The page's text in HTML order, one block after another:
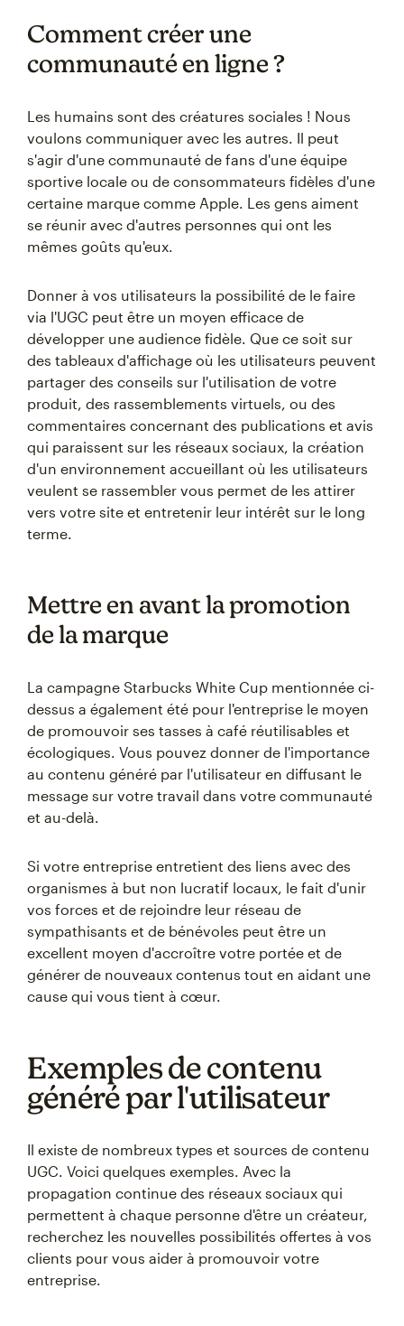
Comment créer une
communauté en ligne ?
Les humains sont des créatures sociales ! Nous
voulons communiquer avec les autres. Il peut
s'agir d'une communauté de fans d'une équipe
sportive locale ou de consommateurs fidèles d'une
certaine marque comme Apple. Les gens aiment
se réunir avec d'autres personnes qui ont les
mêmes goûts qu'eux.
Donner à vos utilisateurs la possibilité de le faire
via l'UGC peut être un moyen efficace de
développer une audience fidèle. Que ce soit sur
des tableaux d'affichage où les utilisateurs peuvent
partager des conseils sur l'utilisation de votre
produit, des rassemblements virtuels, ou des
commentaires concernant des publications et avis
qui paraissent sur les réseaux sociaux, la création
d'un environnement accueillant où les utilisateurs
veulent se rassembler vous permet de les attirer
vers votre site et entretenir leur intérêt sur le long
terme.
Mettre en avant la promotion
de la marque
La campagne Starbucks White Cup mentionnée ci-
dessus a également été pour l'entreprise le moyen
de promouvoir ses tasses à café réutilisables et
écologiques. Vous pouvez donner de l'importance
au contenu généré par l'utilisateur en diffusant le
message sur votre travail dans votre communauté
et au-delà.
Si votre entreprise entretient des liens avec des
organismes à but non lucratif locaux, le fait d'unir
vos forces et de rejoindre leur réseau de
sympathisants et de bénévoles peut être un
excellent moyen d'accroître votre portée et de
générer de nouveaux contenus tout en aidant une
cause qui vous tient à cœur.
Exemples de contenu
généré par l'utilisateur
Il existe de nombreux types et sources de contenu
UGC. Voici quelques exemples. Avec la
propagation continue des réseaux sociaux qui
permettent à chaque personne d'être un créateur,
recherchez les nouvelles possibilités offertes à vos
clients pour vous aider à promouvoir votre
entreprise.